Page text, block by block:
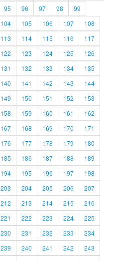
95 96 97 98
99
104 105 106 107
108
113 114 115 116
117
122 123 124 125
126
131 132 133 134
135
140 141 142 143
144
149 150 151 152
153
158 159 160 161
162
167 168 169 170
171
176 177 178 179
180
185 186 187 188
189
194 195 196 197
198
203 204 205 206
207
212 213 214 215
216
221 222 223 224
225
230 231 232 233
234
239 240 241 242
243